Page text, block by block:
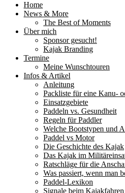
Home
News & More
The Best of Moments
Über mich
Sponsor gesucht!
Kajak Branding
Termine
Meine Wunschtouren
Infos & Artikel
Anleitung
Packliste für eine Kanu-
Einsatzgebiete
Paddeln vs. Gesundheit
Regeln für Paddler
Welche Bootstypen und
Paddel vs Motor
Die Geschichte des Kajak
Das Kajak im
Ratschläge für die
Was passiert, wenn man
Paddel-Lexikon
Signale beim Kajakfahren